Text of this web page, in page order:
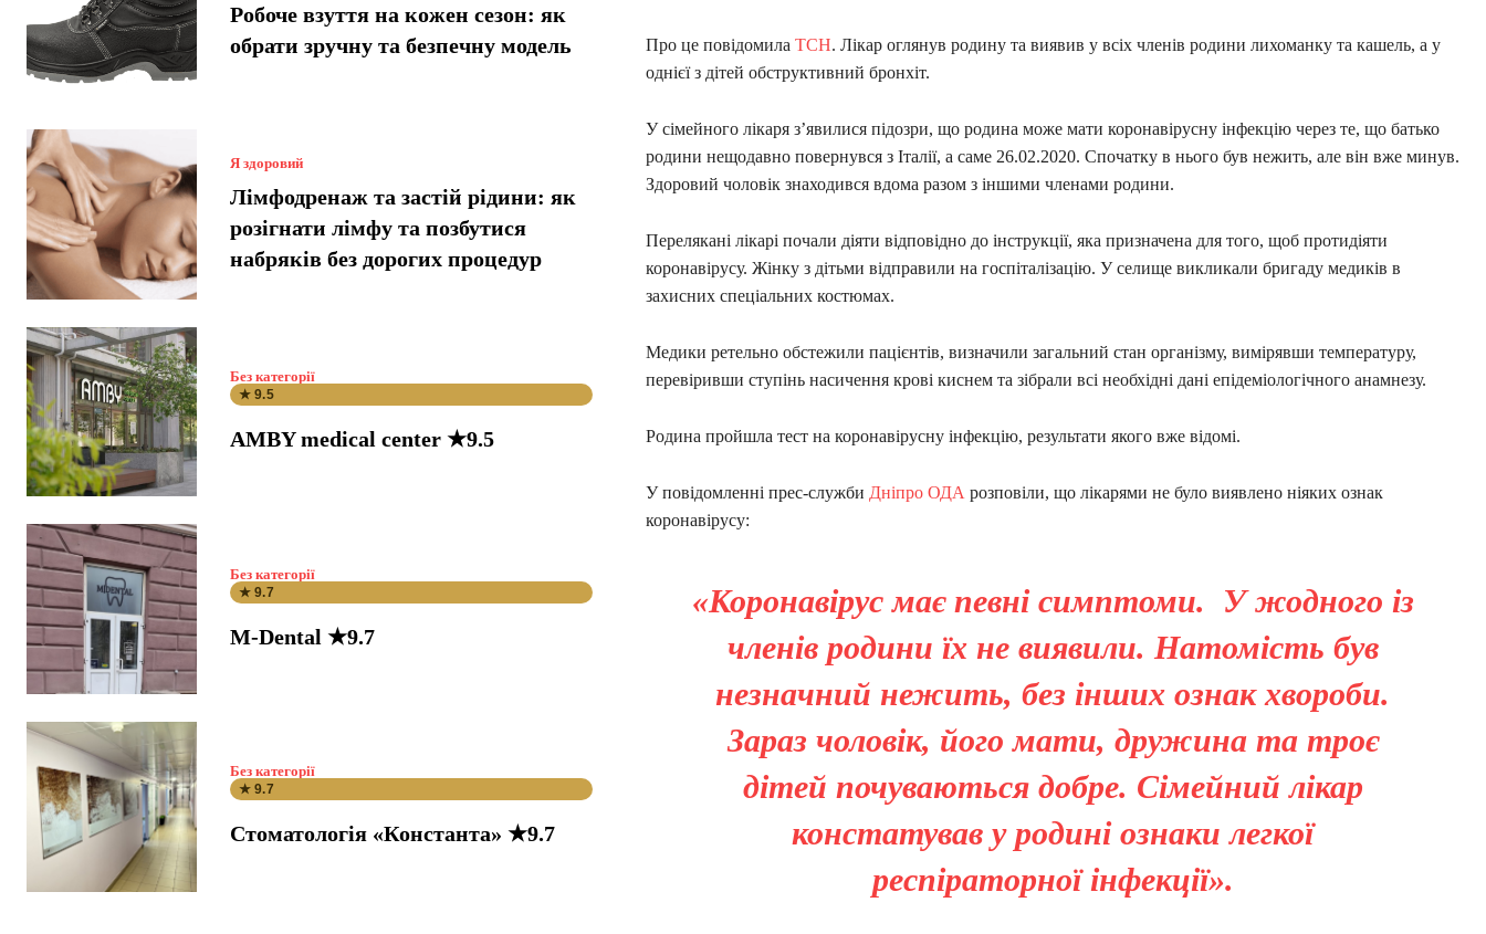
Робоче взуття на кожен сезон: як
обрати зручну та безпечну модель
Я здоровий
Лімфодренаж та застій рідини: як
розігнати лімфу та позбутися
набряків без дорогих процедур
Без категорії
★ 9.5
AMBY medical center ★9.5
Без категорії
★ 9.7
M-Dental ★9.7
Без категорії
★ 9.7
Стоматологія «Константа» ★9.7
Про це повідомила ТСН. Лікар оглянув родину та виявив у всіх членів родини лихоманку та кашель, а у
однієї з дітей обструктивний бронхіт.
У сімейного лікаря з’явилися підозри, що родина може мати коронавірусну інфекцію через те, що батько
родини нещодавно повернувся з Італії, а саме 26.02.2020. Спочатку в нього був нежить, але він вже минув.
Здоровий чоловік знаходився вдома разом з іншими членами родини.
Перелякані лікарі почали діяти відповідно до інструкції, яка призначена для того, щоб протидіяти
коронавірусу. Жінку з дітьми відправили на госпіталізацію. У селище викликали бригаду медиків в
захисних спеціальних костюмах.
Медики ретельно обстежили пацієнтів, визначили загальний стан організму, вимірявши температуру,
перевіривши ступінь насичення крові киснем та зібрали всі необхідні дані епідеміологічного анамнезу.
Родина пройшла тест на коронавірусну інфекцію, результати якого вже відомі.
У повідомленні прес-служби Дніпро ОДА розповіли, що лікарями не було виявлено ніяких ознак
коронавірусу:
«Коронавірус має певні симптоми. У жодного із
членів родини їх не виявили. Натомість був
незначний нежить, без інших ознак хвороби.
Зараз чоловік, його мати, дружина та троє
дітей почуваються добре. Сімейний лікар
констатував у родині ознаки легкої
респіраторної інфекції».